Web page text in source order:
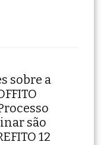
sobre a
são
12